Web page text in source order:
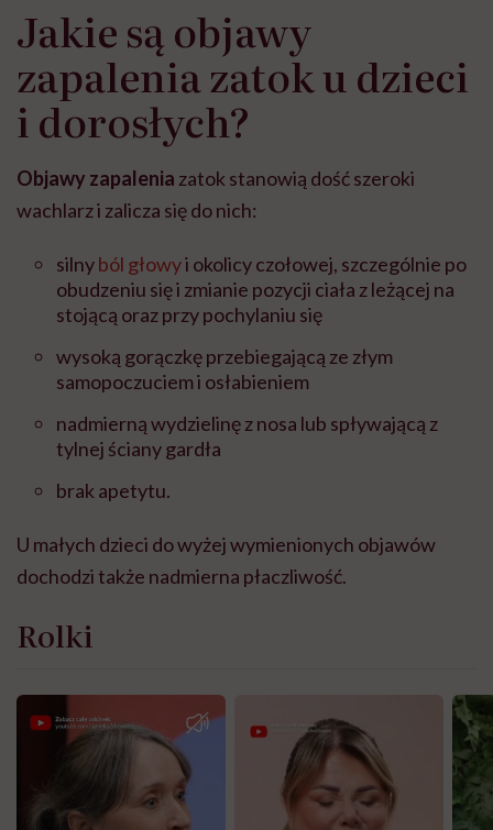
Jakie są objawy
zapalenia zatok u dzieci
i dorosłych?
Objawy zapalenia zatok stanowią dość szeroki
wachlarz i zalicza się do nich:
silnyból głowyi okolicy czołowej, szczególnie po
obudzeniu się i zmianie pozycji ciała z leżącej na
stojącą oraz przy pochylaniu się
wysoką gorączkę przebiegającą ze złym
samopoczuciem i osłabieniem
nadmierną wydzielinę z nosa lub spływającą z
tylnej ściany gardła
brak apetytu.
U małych dzieci do wyżej wymienionych objawów
dochodzi także nadmierna płaczliwość.
Rolki